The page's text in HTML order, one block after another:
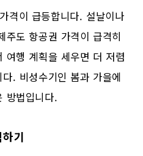
격이 급등합니다. 설날이나
도 항공권 가격이 급격히
여행 계획을 세우면 더 저렴
. 비성수기인 봄과 가을에
방법입니다.
기